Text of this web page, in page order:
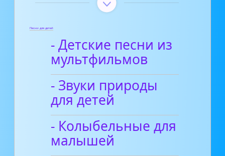
Песни для детей
- Детские песни из
мультфильмов
- Звуки природы
для детей
- Колыбельные для
малышей